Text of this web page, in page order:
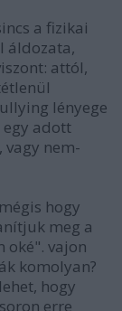
a fizikai
áldozata,
attól,
lényege
egy adott
nem-
hogy
meg a
oké". vajon
komolyan?
hogy
erre